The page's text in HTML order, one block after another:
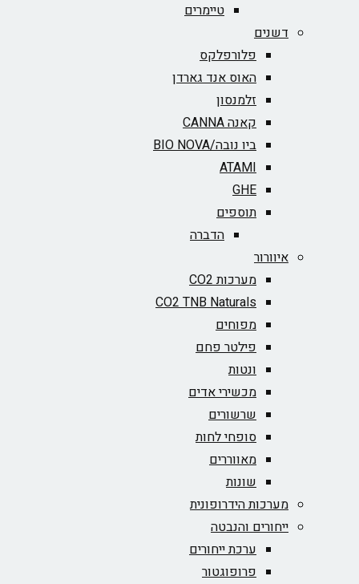
טיימרים
דשנים
פלורפלקס
האוס אנד גארדן
זלמנסון
קאנה CANNA
ביו נובה/BIO NOVA‏
ATAMI
GHE
תוספים
הדברה
איוורור
מערכות CO2
CO2 TNB Naturals
מפוחים
פילטר פחם
ונטות
מכשירי אדים
שרשורים
סופחי לחות
מאווררים
שונות
מערכות הידרופונית
ייחורים והנבטה
ערכת ייחורים
פרופוגטור